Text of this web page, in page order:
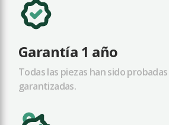
Garantía 1 año
Todas las piezas han sido
garantizadas.